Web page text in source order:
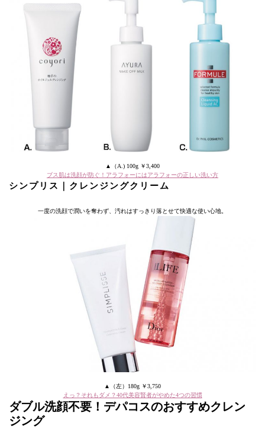
▲（A.) 100g ￥3,400
ブス肌は洗顔が防ぐ！アラフォーにはアラフォーの正しい洗い方
シンプリス｜クレンジングクリーム
一度の洗顔で潤いを奪わず、汚れはすっきり落とせて快適な使い心地。
▲（左）180g ￥3,750
えっ？それもダメ？40代美容賢者がやめた4つの習慣
ダブル洗顔不要！デパコスのおすすめクレン
ジング